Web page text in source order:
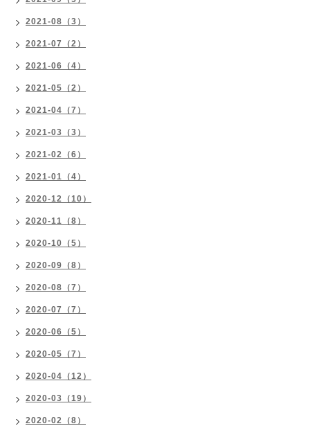
2021-08（3）
2021-07（2）
2021-06（4）
2021-05（2）
2021-04（7）
2021-03（3）
2021-02（6）
2021-01（4）
2020-12（10）
2020-11（8）
2020-10（5）
2020-09（8）
2020-08（7）
2020-07（7）
2020-06（5）
2020-05（7）
2020-04（12）
2020-03（19）
2020-02（8）